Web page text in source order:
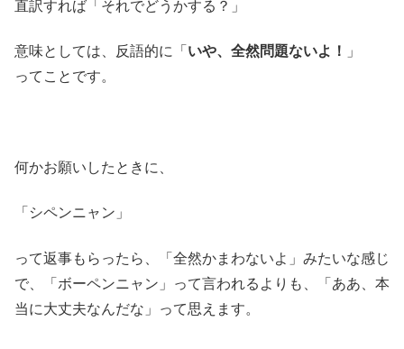
直訳すれば「それでどうかする？」
意味としては、反語的に「 いや、全然問題ないよ！
」
ってことです。
何かお願いしたときに、
「シペンニャン」
って返事もらったら、「全然かまわないよ」みたいな感じ
で、「ボーペンニャン」って言われるよりも、「ああ、本
当に大丈夫なんだな」って思えます。